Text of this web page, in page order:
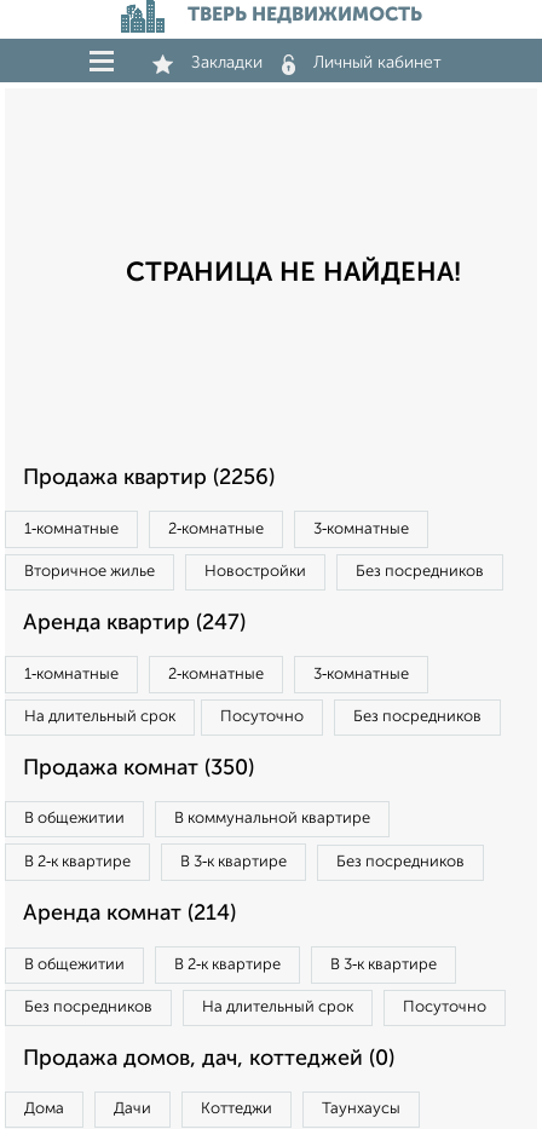
ТВЕРЬ НЕДВИЖИМОСТЬ
Закладки Личный кабинет
СТРАНИЦА НЕ НАЙДЕНА!
Продажа квартир (2256)
1‑комнатные 2‑комнатные 3‑комнатные
Вторичное жилье Новостройки Без посредников
Аренда квартир (247)
1‑комнатные 2‑комнатные 3‑комнатные
На длительный срок Посуточно Без посредников
Продажа комнат (350)
В общежитии В коммунальной квартире
В 2‑к квартире В 3‑к квартире Без посредников
Аренда комнат (214)
В общежитии В 2‑к квартире В 3‑к квартире
Без посредников На длительный срок Посуточно
Продажа домов, дач, коттеджей (0)
Дома Дачи Коттеджи Таунхаусы